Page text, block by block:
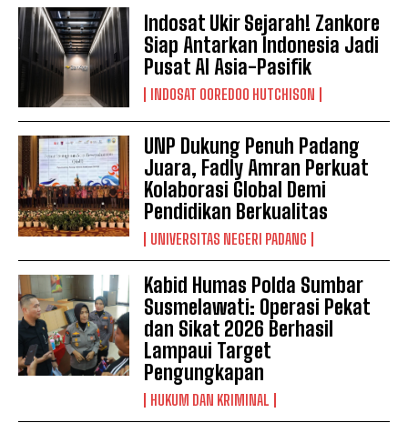
Indosat Ukir Sejarah! Zankore
Siap Antarkan Indonesia Jadi
Pusat AI Asia-Pasifik
INDOSAT OOREDOO HUTCHISON
UNP Dukung Penuh Padang
Juara, Fadly Amran Perkuat
Kolaborasi Global Demi
Pendidikan Berkualitas
UNIVERSITAS NEGERI PADANG
Kabid Humas Polda Sumbar
Susmelawati: Operasi Pekat
dan Sikat 2026 Berhasil
Lampaui Target
Pengungkapan
HUKUM DAN KRIMINAL